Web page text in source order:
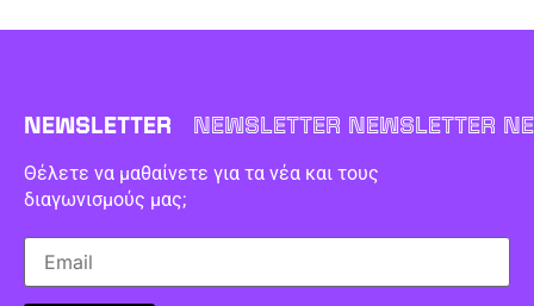
NEWSLETTER NEWSLETTER NEWSLETTER
Θέλετε να μαθαίνετε για τα νέα και τους
διαγωνισμούς μας;